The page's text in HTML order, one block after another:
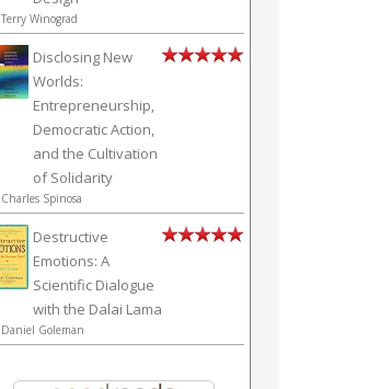
Terry Winograd
Disclosing New
Worlds:
Entrepreneurship,
Democratic Action,
and the Cultivation
of Solidarity
Charles Spinosa
Destructive
Emotions: A
Scientific Dialogue
with the Dalai Lama
Daniel Goleman